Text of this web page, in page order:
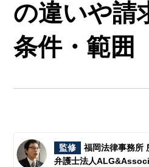
の違いや請
条件・範囲
監修
福岡法律事務所
弁護士法人